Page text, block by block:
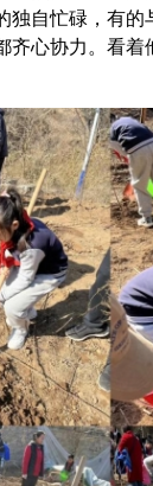
独自忙碌，有
心协力。看着